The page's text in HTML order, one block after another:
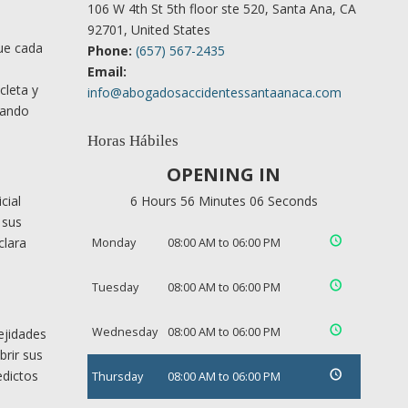
cada
y
sus
106 W 4th St 5th floor ste 520, Santa Ana, CA
92701, United States
Phone: (657) 567-2435
Email:
info@abogadosaccidentessantaanaca.com
Horas Hábiles
OPENING IN
6 Hours 56 Minutes 05 Seconds
Monday 08:00 AM to 06:00 PM
Tuesday 08:00 AM to 06:00 PM
Wednesday 08:00 AM to 06:00 PM
Thursday 08:00 AM to 06:00 PM